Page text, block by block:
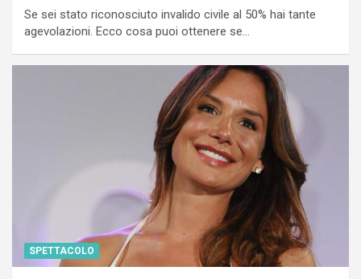
Se sei stato riconosciuto invalido civile al 50% hai tante
agevolazioni. Ecco cosa puoi ottenere se…
SPETTACOLO